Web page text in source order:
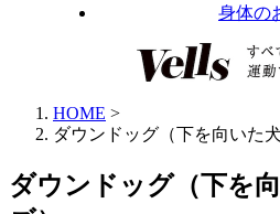
身体の
HOME >
ダウンドッグ（下を向いた
ダウンドッグ（下を